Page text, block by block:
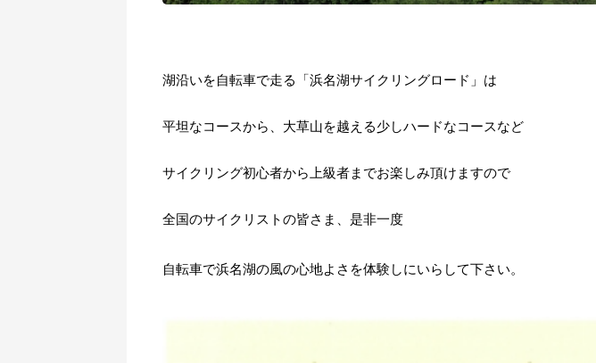
湖沿いを自転車で走る「浜名湖サイクリングロード」は
平坦なコースから、大草山を越える少しハードなコースなど
サイクリング初心者から上級者までお楽しみ頂けますので
全国のサイクリストの皆さま、是非一度
自転車で浜名湖の風の心地よさを体験しにいらして下さい。